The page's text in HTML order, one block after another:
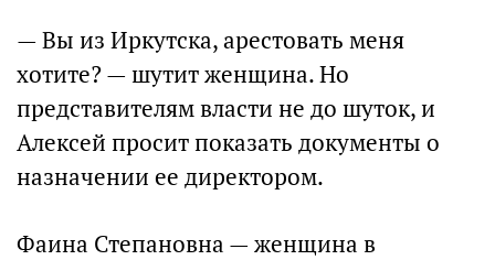
— Вы из Иркутска, арестовать меня
хотите? — шутит женщина. Но
представителям власти не до шуток, и
Алексей просит показать документы о
назначении ее директором.
Фаина Степановна — женщина в